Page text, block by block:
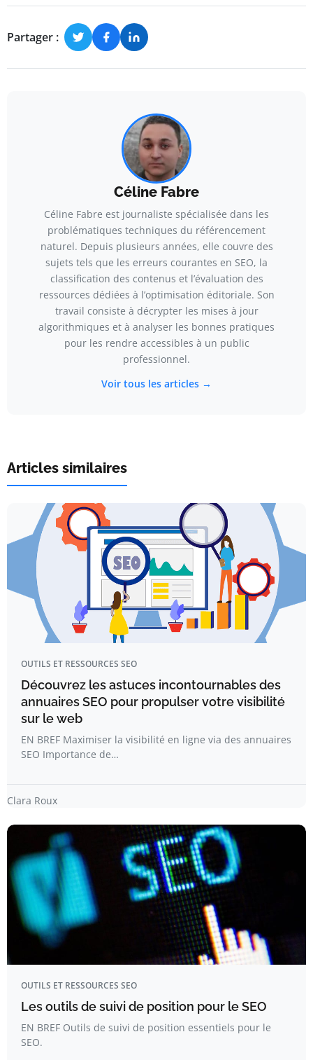
Partager :
Céline Fabre
Céline Fabre est journaliste spécialisée dans les
problématiques techniques du référencement
naturel. Depuis plusieurs années, elle couvre des
sujets tels que les erreurs courantes en SEO, la
classification des contenus et l’évaluation des
ressources dédiées à l’optimisation éditoriale. Son
travail consiste à décrypter les mises à jour
algorithmiques et à analyser les bonnes pratiques
pour les rendre accessibles à un public
professionnel.
Voir tous les articles →
Articles similaires
OUTILS ET RESSOURCES SEO
Découvrez les astuces incontournables des
annuaires SEO pour propulser votre visibilité
sur le web
EN BREF Maximiser la visibilité en ligne via des annuaires
SEO Importance de…
Clara Roux
OUTILS ET RESSOURCES SEO
Les outils de suivi de position pour le SEO
EN BREF Outils de suivi de position essentiels pour le
SEO.